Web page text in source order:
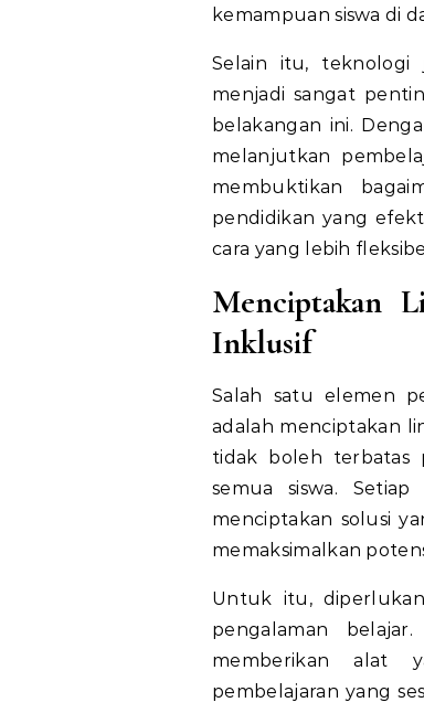
kemampuan siswa di
Selain itu, teknologi
menjadi sangat
belakangan ini.
melanjutkan
membuktikan
pendidikan yang
cara yang lebih
Menciptakan
Inklusif
Salah satu elemen
adalah menciptakan
tidak boleh
semua siswa.
menciptakan solusi
memaksimalkan
Untuk itu,
pengalaman
memberikan alat
pembelajaran yang